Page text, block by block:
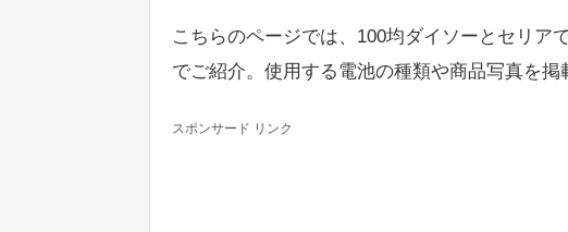
こちらのページでは、100均ダイソーとセリア
でご紹介。使用する電池の種類や商品写真を掲
スポンサード リンク